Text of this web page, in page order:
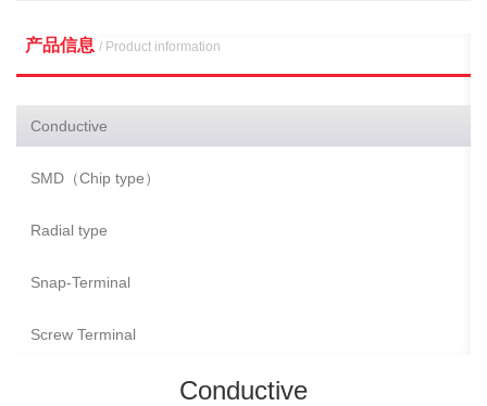
产品信息 / Product information
Conductive
SMD（Chip type）
Radial type
Snap-Terminal
Screw Terminal
Conductive